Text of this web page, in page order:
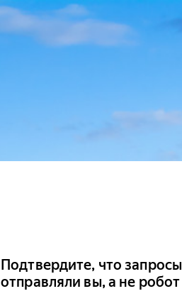
Подтвердите, что запросы
отправляли вы, а не робот